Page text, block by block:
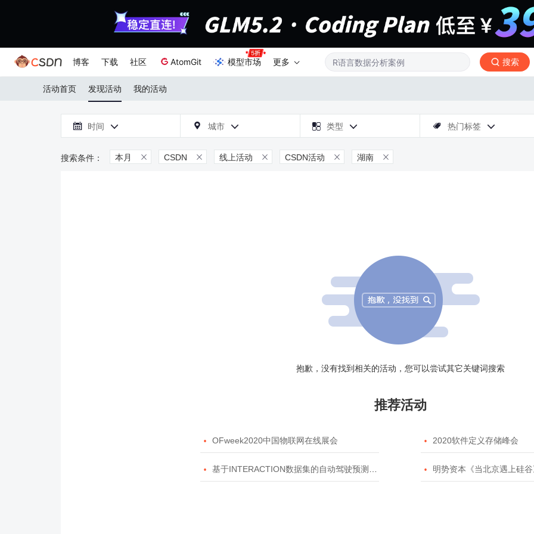
博客 下载 社区 AtomGit 模型市场 更多 搜索
活动首页 发现活动 我的活动
 时间   城市   类型   热门标签 
本月  CSDN  线上活动  CSDN活动  湖南 
抱歉，没有找到相关的活动，您可以尝试其它关键词搜索
推荐活动
 OFweek2020中国物联网在线展会  2020软件定义存储峰会
 基于INTERACTION数据集的自动驾驶预测模型挑战赛  明势资本《当北京遇上硅谷》系列